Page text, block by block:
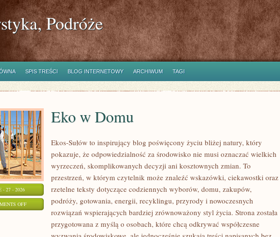
Podróże
SPIS TREŚCI BLOG INTERNETOWY ARCHIWUM TAGI
- 27 - 2026
OFFON
Eko w Domu
Ekos-Sułów to inspirujący blog poświęcony życiu bliżej natury, który
pokazuje, że odpowiedzialność za środowisko nie musi oznaczać wielkich
wyrzeczeń, skomplikowanych decyzji ani kosztownych zmian. To
przestrzeń, w którym czytelnik może znaleźć wskazówki, ciekawostki oraz
rzetelne teksty dotyczące codziennych wyborów, domu, zakupów,
podróży, gotowania, energii, recyklingu, przyrody i nowoczesnych
rozwiązań wspierających bardziej zrównoważony styl życia. Strona została
przygotowana z myślą o osobach, które chcą odkrywać współczesne